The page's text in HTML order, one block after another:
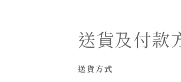
送貨及付款
送貨方式